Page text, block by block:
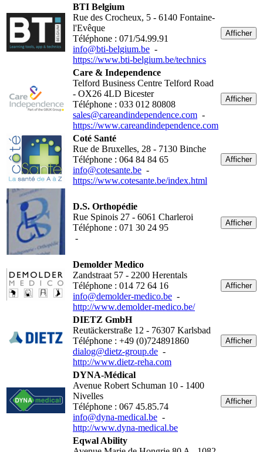
BTI Belgium
Rue des Crocheux, 5 - 6140 Fontaine-
l'Evêque
Téléphone : 071/54.99.91
info@bti-belgium.be -
https://www.bti-belgium.be/technics
Afficher
Care & Independence
Telford Business Centre Telford Road
- OX26 4LD Bicester
Téléphone : 033 012 80808
sales@careandindependence.com -
https://www.careandindependence.com
Afficher
Coté Santé
Rue de Bruxelles, 28 - 7130 Binche
Téléphone : 064 84 84 65
info@cotesante.be -
https://www.cotesante.be/index.html
Afficher
D.S. Orthopédie
Rue Spinois 27 - 6061 Charleroi
Téléphone : 071 30 24 95
-
Afficher
Demolder Medico
Zandstraat 57 - 2200 Herentals
Téléphone : 014 72 64 16
info@demolder-medico.be -
http://www.demolder-medico.be/
Afficher
DIETZ GmbH
Reutäckerstraße 12 - 76307 Karlsbad
Téléphone : +49 (0)724891860
dialog@dietz-group.de -
http://www.dietz-reha.com
Afficher
DYNA-Médical
Avenue Robert Schuman 10 - 1400
Nivelles
Téléphone : 067 45.85.74
info@dyna-medical.be -
http://www.dyna-medical.be
Afficher
Eqwal Ability